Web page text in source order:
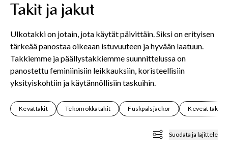
Takit ja jakut
Ulkotakki on jotain, jota käytät päivittäin. Siksi on erityisen
tärkeää panostaa oikeaan istuvuuteen ja hyvään laatuun.
Takkiemme ja päällystakkiemme suunnittelussa on
panostettu feminiinisiin leikkauksiin, koristeellisiin
yksityiskohtiin ja käytännöllisiin taskuihin.
Kevättakit Tekomokkatakit Fuskpälsjackor Keveät takit
Suodata ja lajittele